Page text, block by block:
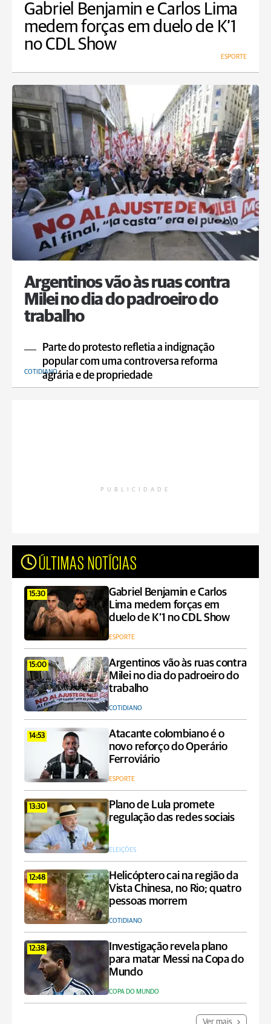
Gabriel Benjamin e Carlos Lima
medem forças em duelo de K’1
no CDL Show
ESPORTE
Argentinos vão às ruas contra
Milei no dia do padroeiro do
trabalho
Parte do protesto refletia a indignação
popular com uma controversa reforma
agrária e de propriedade
COTIDIANO
PUBLICIDADE
ÚLTIMAS NOTÍCIAS
15:30
Gabriel Benjamin e Carlos
Lima medem forças em
duelo de K’1 no CDL Show
ESPORTE
15:00
Argentinos vão às ruas contra
Milei no dia do padroeiro do
trabalho
COTIDIANO
14:53
Atacante colombiano é o
novo reforço do Operário
Ferroviário
ESPORTE
13:30
Plano de Lula promete
regulação das redes sociais
ELEIÇÕES
12:48
Helicóptero cai na região da
Vista Chinesa, no Rio; quatro
pessoas morrem
COTIDIANO
12:38
Investigação revela plano
para matar Messi na Copa do
Mundo
COPA DO MUNDO
Ver mais